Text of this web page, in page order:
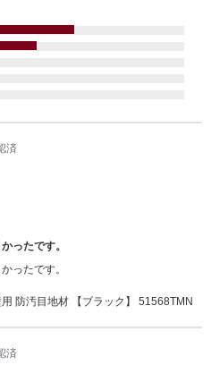
済
ったです。
ったです。
防汚目地材 【ブラック】 51568TMN
済